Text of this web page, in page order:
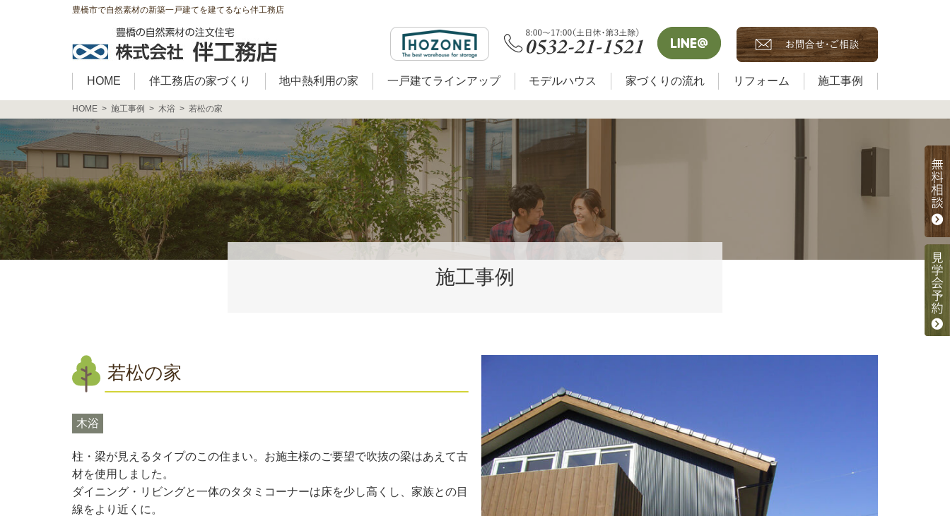
豊橋市で自然素材の新築一戸建てを建てるなら伴工務店
HOME 伴工務店の家づくり 地中熱利用の家 一戸建てラインアップ モデルハウス 家づくりの流れ リフォーム 施工事例
HOME 施工事例 木浴 若松の家
施工事例
若松の家
木浴
柱・梁が見えるタイプのこの住まい。お施主様のご要望で吹抜の梁はあえて古
材を使用しました。
ダイニング・リビングと一体のタタミコーナーは床を少し高くし、家族との目
線をより近くに。